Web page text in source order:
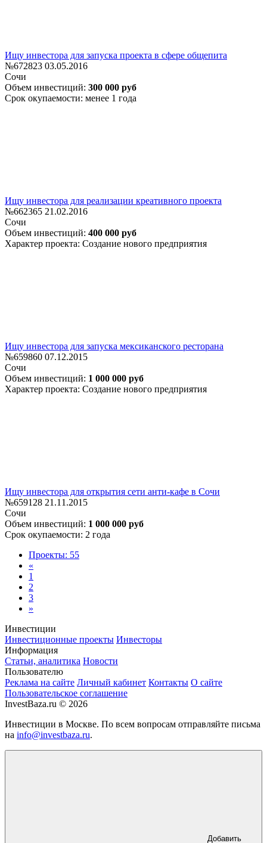
Ищу инвестора для запуска проекта в сфере общепита
№672823 03.05.2016
Сочи
Объем инвестиций: 300 000 руб
Срок окупаемости: менее 1 года
Ищу инвестора для реализации креативного проекта
№662365 21.02.2016
Сочи
Объем инвестиций: 400 000 руб
Характер проекта: Создание нового предприятия
Ищу инвестора для запуска мексиканского ресторана
№659860 07.12.2015
Сочи
Объем инвестиций: 1 000 000 руб
Характер проекта: Создание нового предприятия
Ищу инвестора для открытия сети анти-кафе в Сочи
№659128 21.11.2015
Сочи
Объем инвестиций: 1 000 000 руб
Срок окупаемости: 2 года
Проекты: 55
«
1
2
3
»
Инвестиции
Инвестиционные проекты Инвесторы
Информация
Статьи, аналитика Новости
Пользователю
Реклама на сайте Личный кабинет Контакты О сайте
Пользовательское соглашение
InvestBaza.ru © 2026
Инвестиции в Москве. По всем вопросам отправляйте письма
на info@investbaza.ru.
Добавить